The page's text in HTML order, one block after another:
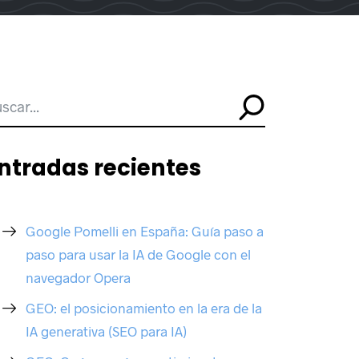
recientes
Google Pomelli en España: Guía paso a
paso para usar la IA de Google con el
navegador Opera
GEO: el posicionamiento en la era de la
IA generativa (SEO para IA)